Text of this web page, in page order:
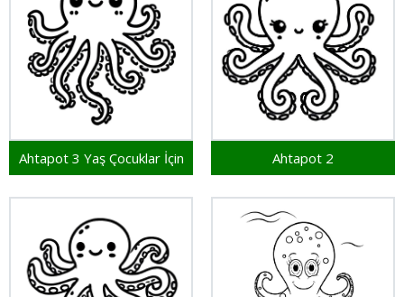
Ahtapot 3 Yaş Çocuklar İçin Ahtapot 2